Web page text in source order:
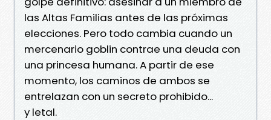
las Altas Familias antes de las próximas
elecciones. Pero todo cambia cuando un
mercenario goblin contrae una deuda con
una princesa humana. A partir de ese
momento, los caminos de ambos se
entrelazan con un secreto prohibido...
y letal.